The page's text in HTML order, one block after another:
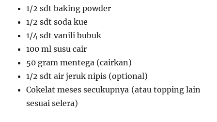
1/2 sdt baking powder
1/2 sdt soda kue
1/4 sdt vanili bubuk
100 ml susu cair
50 gram mentega (cairkan)
1/2 sdt air jeruk nipis (optional)
Cokelat meses secukupnya (atau topping lain
sesuai selera)